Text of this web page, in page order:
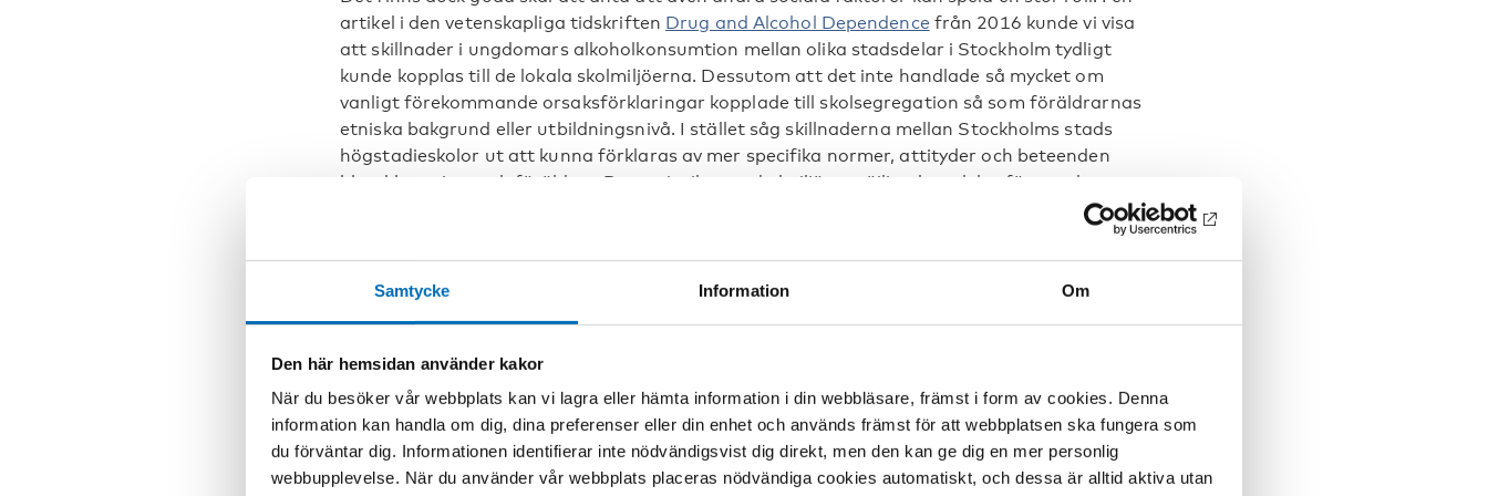
Samtycke Information Om
Den här hemsidan använder kakor
När du besöker vår webbplats kan vi lagra eller hämta information i din webbläsare, främst i form av cookies. Denna
information kan handla om dig, dina preferenser eller din enhet och används främst för att webbplatsen ska fungera som
du förväntar dig. Informationen identifierar inte nödvändigsvist dig direkt, men den kan ge dig en mer personlig
webbupplevelse. När du använder vår webbplats placeras nödvändiga cookies automatiskt, och dessa är alltid aktiva utan
artikel i den vetenskapliga tidskriften Drug and Alcohol Dependencefrån 2016 kunde vi visa
att skillnader i ungdomars alkoholkonsumtion mellan olika stadsdelar i Stockholm tydligt
kunde kopplas till de lokala skolmiljöerna. Dessutom att det inte handlade så mycket om
vanligt förekommande orsaksförklaringar kopplade till skolsegregation så som föräldrarnas
etniska bakgrund eller utbildningsnivå. I stället såg skillnaderna mellan Stockholms stads
högstadieskolor ut att kunna förklaras av mer specifika normer, attityder och beteenden
bland kompisar och föräldrar. Denna insikt om skolmiljöns möjliga betydelse för ungdomars
Drickandet minskade
Syftet med denna studie var alltså att följa alkoholkonsumtionen bland Stockholms
Stockholm har minskat sitt drickande med nästan 45 procent. Minskningen är dessutom
likartad i alla konsumtionsgrupper, från högkonsumenter till lågkonsumenter. Även andelen
skolungdomar som helt avstår från alkohol har ökat markant under perioden, från cirka 36
procent 2010 till cirka 58 procent 2016. Ser man i stället till den genomsnittliga
konsumtionen bland skolorna, så är trenden även där stadigt vikande. Dock visade det sig